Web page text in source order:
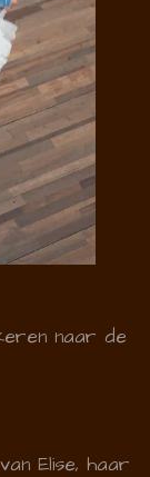
naar de
Elise, haar